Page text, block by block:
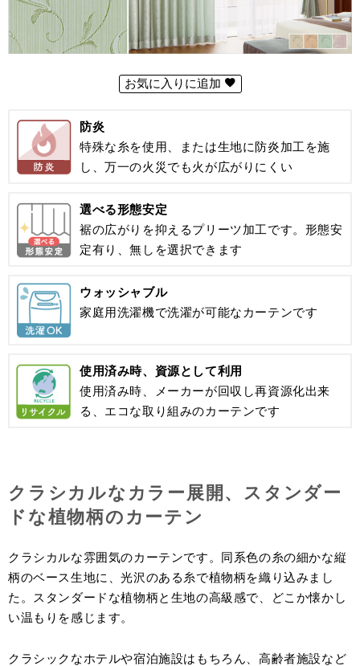
お気に入りに追加
防炎
特殊な糸を使用、または生地に防炎加工を施
し、万一の火災でも火が広がりにくい
選べる形態安定
裾の広がりを抑えるプリーツ加工です。形態安
定有り、無しを選択できます
ウォッシャブル
家庭用洗濯機で洗濯が可能なカーテンです
使用済み時、資源として利用
使用済み時、メーカーが回収し再資源化出来
る、エコな取り組みのカーテンです
クラシカルなカラー展開、スタンダー
ドな植物柄のカーテン
クラシカルな雰囲気のカーテンです。同系色の糸の細かな縦
柄のベース生地に、光沢のある糸で植物柄を織り込みまし
た。スタンダードな植物柄と生地の高級感で、どこか懐かし
い温もりを感じます。
クラシックなホテルや宿泊施設はもちろん、高齢者施設など